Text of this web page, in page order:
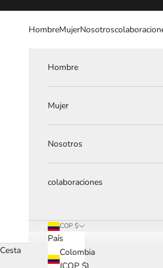
HombreMujerNosotros
Hombre
Mujer
Nosotros
colaboraciones
COP $
País
Colombia
Cesta